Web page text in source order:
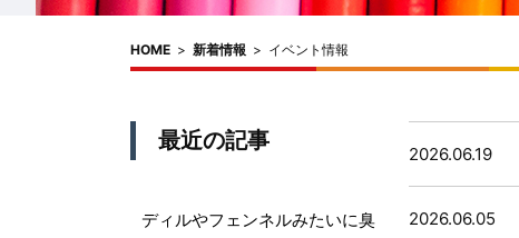
HOME > 新着情報 > イベント情報
2026.06.19
2026.06.05
最近の記事
ディルやフェンネルみたいに臭